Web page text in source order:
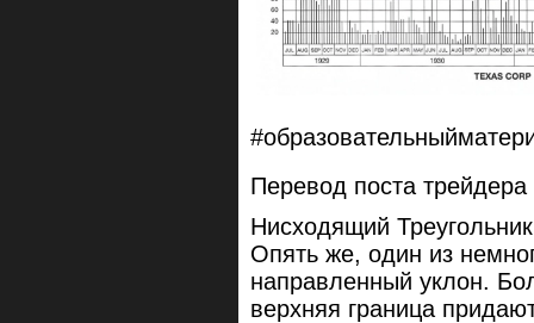
Перевод поста
Нисходящий
Опять же, один из
направленный уклон.
верхняя граница